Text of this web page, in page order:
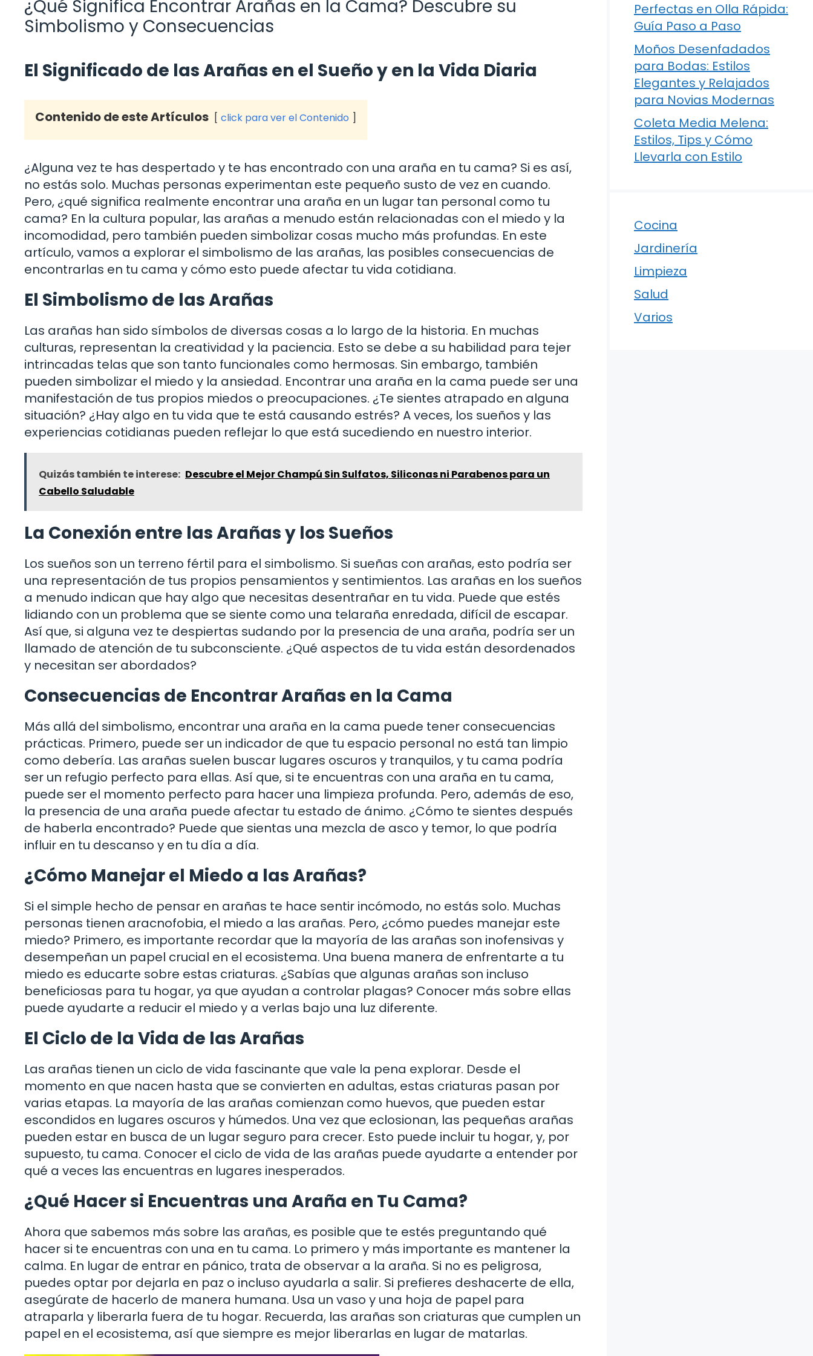
¿Qué Significa Encontrar Arañas en la Cama? Descubre su
Simbolismo y Consecuencias
El Significado de las Arañas en el Sueño y en la Vida Diaria
Contenido de este Artículos click para ver el Contenido
¿Alguna vez te has despertado y te has encontrado con una araña en tu cama? Si es así,
no estás solo. Muchas personas experimentan este pequeño susto de vez en cuando.
Pero, ¿qué significa realmente encontrar una araña en un lugar tan personal como tu
cama? En la cultura popular, las arañas a menudo están relacionadas con el miedo y la
incomodidad, pero también pueden simbolizar cosas mucho más profundas. En este
artículo, vamos a explorar el simbolismo de las arañas, las posibles consecuencias de
encontrarlas en tu cama y cómo esto puede afectar tu vida cotidiana.
El Simbolismo de las Arañas
Las arañas han sido símbolos de diversas cosas a lo largo de la historia. En muchas
culturas, representan la creatividad y la paciencia. Esto se debe a su habilidad para tejer
intrincadas telas que son tanto funcionales como hermosas. Sin embargo, también
pueden simbolizar el miedo y la ansiedad. Encontrar una araña en la cama puede ser una
manifestación de tus propios miedos o preocupaciones. ¿Te sientes atrapado en alguna
situación? ¿Hay algo en tu vida que te está causando estrés? A veces, los sueños y las
experiencias cotidianas pueden reflejar lo que está sucediendo en nuestro interior.
Quizás también te interese: Descubre el Mejor Champú Sin Sulfatos, Siliconas ni Parabenos para un
Cabello Saludable
La Conexión entre las Arañas y los Sueños
Los sueños son un terreno fértil para el simbolismo. Si sueñas con arañas, esto podría ser
una representación de tus propios pensamientos y sentimientos. Las arañas en los sueños
a menudo indican que hay algo que necesitas desentrañar en tu vida. Puede que estés
lidiando con un problema que se siente como una telaraña enredada, difícil de escapar.
Así que, si alguna vez te despiertas sudando por la presencia de una araña, podría ser un
llamado de atención de tu subconsciente. ¿Qué aspectos de tu vida están desordenados
y necesitan ser abordados?
Consecuencias de Encontrar Arañas en la Cama
Más allá del simbolismo, encontrar una araña en la cama puede tener consecuencias
prácticas. Primero, puede ser un indicador de que tu espacio personal no está tan limpio
como debería. Las arañas suelen buscar lugares oscuros y tranquilos, y tu cama podría
ser un refugio perfecto para ellas. Así que, si te encuentras con una araña en tu cama,
puede ser el momento perfecto para hacer una limpieza profunda. Pero, además de eso,
la presencia de una araña puede afectar tu estado de ánimo. ¿Cómo te sientes después
de haberla encontrado? Puede que sientas una mezcla de asco y temor, lo que podría
influir en tu descanso y en tu día a día.
¿Cómo Manejar el Miedo a las Arañas?
Si el simple hecho de pensar en arañas te hace sentir incómodo, no estás solo. Muchas
personas tienen aracnofobia, el miedo a las arañas. Pero, ¿cómo puedes manejar este
miedo? Primero, es importante recordar que la mayoría de las arañas son inofensivas y
desempeñan un papel crucial en el ecosistema. Una buena manera de enfrentarte a tu
miedo es educarte sobre estas criaturas. ¿Sabías que algunas arañas son incluso
beneficiosas para tu hogar, ya que ayudan a controlar plagas? Conocer más sobre ellas
puede ayudarte a reducir el miedo y a verlas bajo una luz diferente.
El Ciclo de la Vida de las Arañas
Las arañas tienen un ciclo de vida fascinante que vale la pena explorar. Desde el
momento en que nacen hasta que se convierten en adultas, estas criaturas pasan por
varias etapas. La mayoría de las arañas comienzan como huevos, que pueden estar
escondidos en lugares oscuros y húmedos. Una vez que eclosionan, las pequeñas arañas
pueden estar en busca de un lugar seguro para crecer. Esto puede incluir tu hogar, y, por
supuesto, tu cama. Conocer el ciclo de vida de las arañas puede ayudarte a entender por
qué a veces las encuentras en lugares inesperados.
¿Qué Hacer si Encuentras una Araña en Tu Cama?
Ahora que sabemos más sobre las arañas, es posible que te estés preguntando qué
hacer si te encuentras con una en tu cama. Lo primero y más importante es mantener la
calma. En lugar de entrar en pánico, trata de observar a la araña. Si no es peligrosa,
puedes optar por dejarla en paz o incluso ayudarla a salir. Si prefieres deshacerte de ella,
asegúrate de hacerlo de manera humana. Usa un vaso y una hoja de papel para
atraparla y liberarla fuera de tu hogar. Recuerda, las arañas son criaturas que cumplen un
papel en el ecosistema, así que siempre es mejor liberarlas en lugar de matarlas.
Perfectas en Olla Rápida:
Guía Paso a Paso
Moños Desenfadados
para Bodas: Estilos
Elegantes y Relajados
para Novias Modernas
Coleta Media Melena:
Estilos, Tips y Cómo
Llevarla con Estilo
Cocina
Jardinería
Limpieza
Salud
Varios